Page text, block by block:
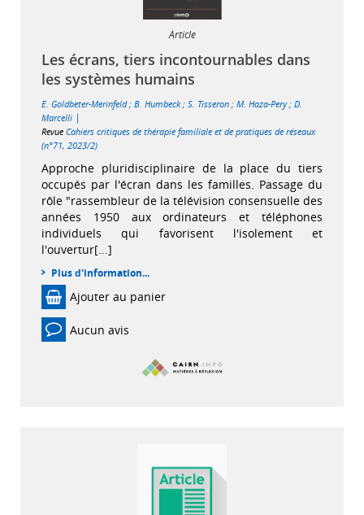
Article
Les écrans, tiers incontournables dans
les systèmes humains
E. Goldbeter-Merinfeld; B. Humbeck; S. Tisseron ; M. Haza-Pery; D.
Marcelli |
Revue Cahiers critiques de thérapie familiale et de pratiques de réseaux
(n°71, 2023/2)
Approche pluridisciplinaire de la place du tiers
occupés par l'écran dans les familles. Passage du
rôle "rassembleur de la télévision consensuelle des
années 1950 aux ordinateurs et téléphones
individuels qui favorisent l'isolement et
l'ouvertur[...]
Plus d'information...
Ajouter au panier
Aucun avis